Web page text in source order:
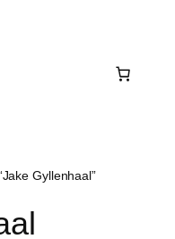
Gyllenhaal”